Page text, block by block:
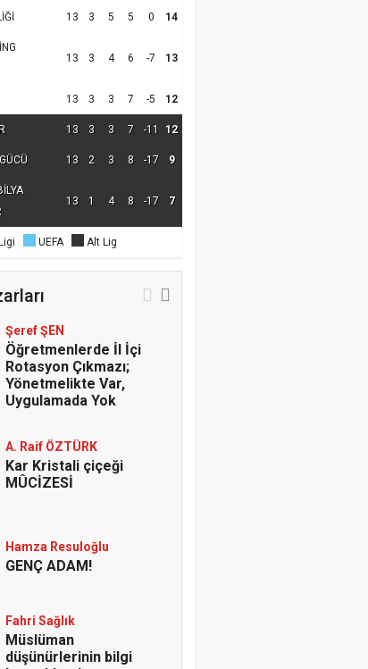
13 3 5 5 0 14
13 3 4 6 -7 13
13 3 3 7 -5 12
13 3 3 7 -11 12
13 2 3 8 -17 9
13 1 4 8 -17 7
UEFA Alt Lig
Şeref ŞEN
Öğretmenlerde İl İçi
Rotasyon Çıkmazı;
Yönetmelikte Var,
Uygulamada Yok
A. Raif ÖZTÜRK
Kar Kristali çiçeği
MÛCİZESİ
Hamza Resuloğlu
GENÇ ADAM!
Fahri Sağlık
Müslüman
düşünürlerinin bilgi